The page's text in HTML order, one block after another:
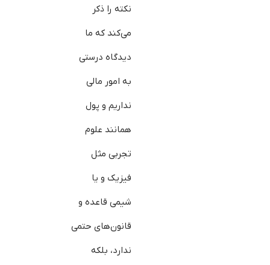
نکته را ذکر
می‌کند که ما
دیدگاه درستی
به امور مالی
نداریم و پول
همانند علوم
تجربی مثل
فیزیک و یا
شیمی قاعده و
قانون‌های حتمی
ندارد، بلکه